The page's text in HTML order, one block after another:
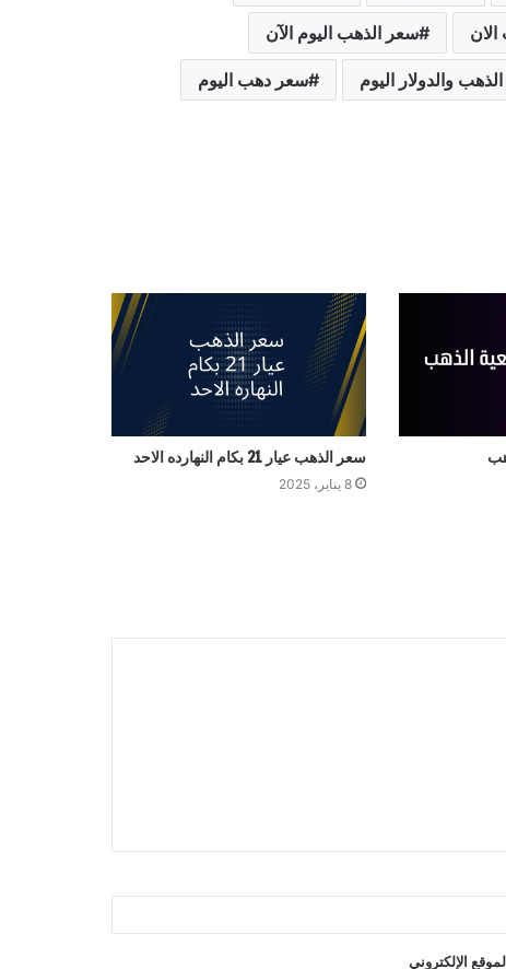
سعر الذهب اليوم الآن
والدولار اليوم سعر دهب اليوم
سعر الذهب عيار 21 بكام النهارده الاحد
8 يناير، 2025
الإلكتروني